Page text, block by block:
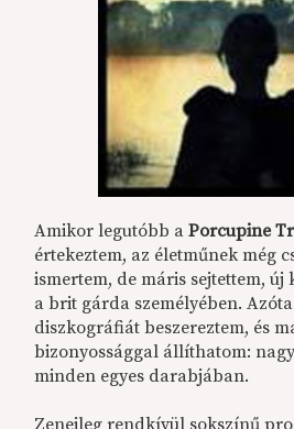
Amikor legutóbb aPorcupine
értekeztem, az életműnek még
ismertem, de máris sejtettem,
a brit gárda személyében.
diszkográfiát beszereztem, és
bizonyossággal állíthatom:
minden egyes darabjában.
Zeneileg rendkívül sokszínű